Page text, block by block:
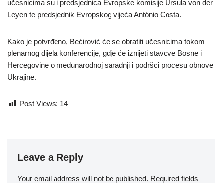
učesnicima su i predsjednica Evropske komisije Ursula von der
Leyen te predsjednik Evropskog vijeća António Costa.
Kako je potvrđeno, Bećirović će se obratiti učesnicima tokom
plenarnog dijela konferencije, gdje će iznijeti stavove Bosne i
Hercegovine o međunarodnoj saradnji i podršci procesu obnove
Ukrajine.
Post Views: 14
Leave a Reply
Your email address will not be published. Required fields